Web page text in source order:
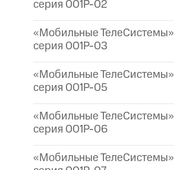
серия 001P-02
«Мобильные ТелеСистемы»
серия 001P-03
«Мобильные ТелеСистемы»
серия 001P-05
«Мобильные ТелеСистемы»
серия 001P-06
«Мобильные ТелеСистемы»